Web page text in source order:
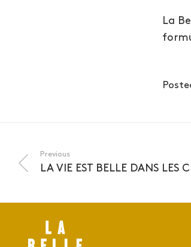
La
Previous
LA VIE EST BELLE DANS LES